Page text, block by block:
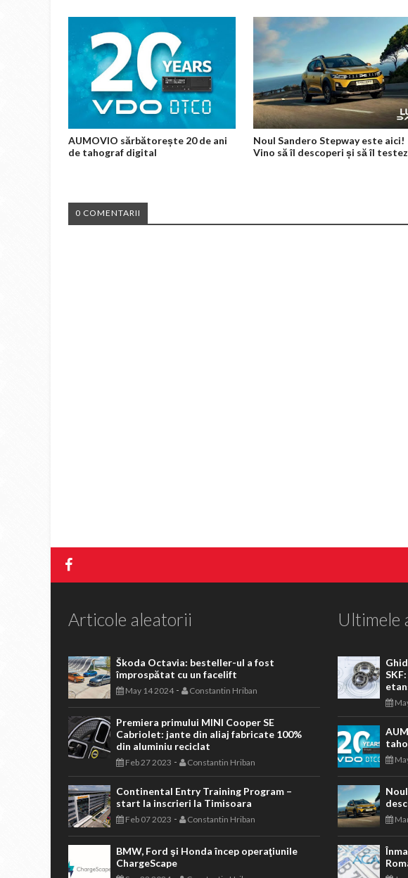
AUMOVIO sărbătorește 20 de ani
de tahograf digital
Noul Sandero Stepway este aici!
Vino să îl descoperi și să îl
0 COMENTARII
Articole aleatorii
Škoda Octavia: besteller-ul a fost
împrospătat cu un facelift
May 14 2024- Constantin Hriban
Premiera primului MINI Cooper SE
Cabriolet: jante din aliaj fabricate 100%
din aluminiu reciclat
Feb 27 2023 - Constantin Hriban
Continental Entry Training Program –
start la inscrieri la Timisoara
Feb 07 2023 - Constantin Hriban
BMW, Ford şi Honda încep operaţiunile
ChargeScape
Ultimele